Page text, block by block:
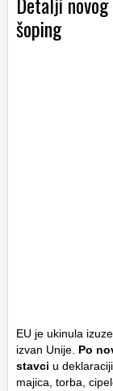
šoping
EU je ukinula
izvan Unije. Po
stavci u
majica, torba,